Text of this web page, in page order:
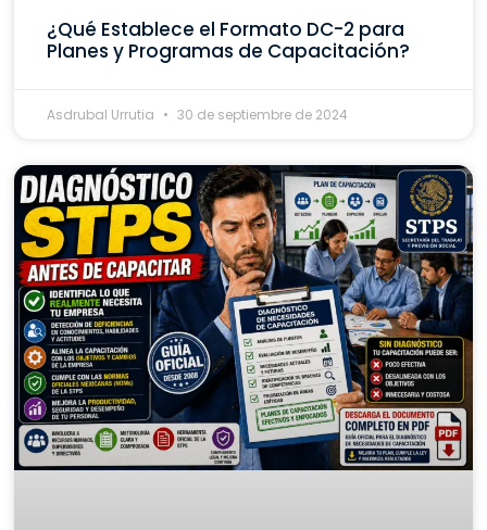
¿Qué Establece el Formato DC-2 para
Planes y Programas de Capacitación?
Asdrubal Urrutia 30 de septiembre de 2024